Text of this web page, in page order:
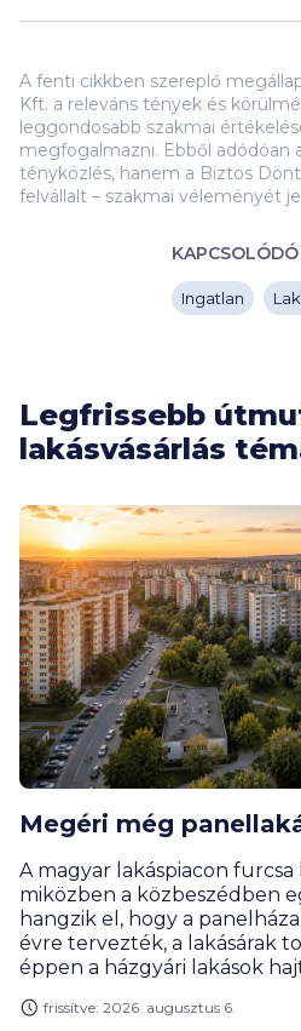
A fenti cikkben szereplő
Kft. a releváns tények és
leggondosabb szakmai
megfogalmazni. Ebből adódóan
tényközlés, hanem a Biztos
felvállalt – szakmai véleményét
Ingatlan
Legfrissebb
lakásvásárlás
Megéri még
A magyar lakáspiacon
miközben a közbeszédben
hangzik el, hogy a
évre tervezték, a lakásárak
éppen a házgyári lakások
jelentik a leginkább elérhető
frissítve: 2026. augusztus 6.